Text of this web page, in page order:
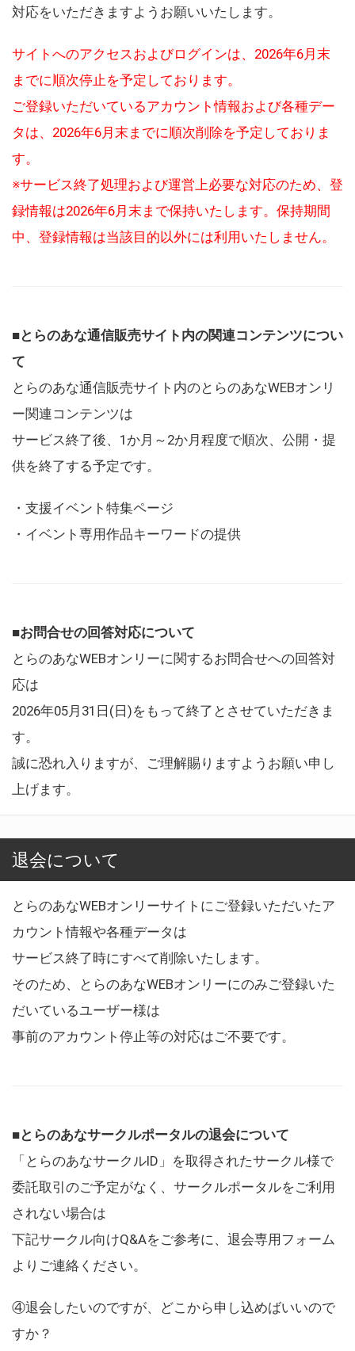
対応をいただきますようお願いいたします。
サイトへのアクセスおよびログインは、2026年6月末
までに順次停止を予定しております。
ご登録いただいているアカウント情報および各種デー
タは、2026年6月末までに順次削除を予定しておりま
す。
※サービス終了処理および運営上必要な対応のため、登
録情報は2026年6月末まで保持いたします。保持期間
中、登録情報は当該目的以外には利用いたしません。
■とらのあな通信販売サイト内の関連コンテンツについ
て
とらのあな通信販売サイト内のとらのあなWEBオンリ
ー関連コンテンツは
サービス終了後、1か月～2か月程度で順次、公開・提
供を終了する予定です。
・支援イベント特集ページ
・イベント専用作品キーワードの提供
■お問合せの回答対応について
とらのあなWEBオンリーに関するお問合せへの回答対
応は
2026年05月31日(日)をもって終了とさせていただきま
す。
誠に恐れ入りますが、ご理解賜りますようお願い申し
上げます。
退会について
とらのあなWEBオンリーサイトにご登録いただいたア
カウント情報や各種データは
サービス終了時にすべて削除いたします。
そのため、とらのあなWEBオンリーにのみご登録いた
だいているユーザー様は
事前のアカウント停止等の対応はご不要です。
■とらのあなサークルポータルの退会について
「とらのあなサークルID」を取得されたサークル様で
委託取引のご予定がなく、サークルポータルをご利用
されない場合は
下記サークル向けQ&Aをご参考に、退会専用フォーム
よりご連絡ください。
④退会したいのですが、どこから申し込めばいいので
すか？